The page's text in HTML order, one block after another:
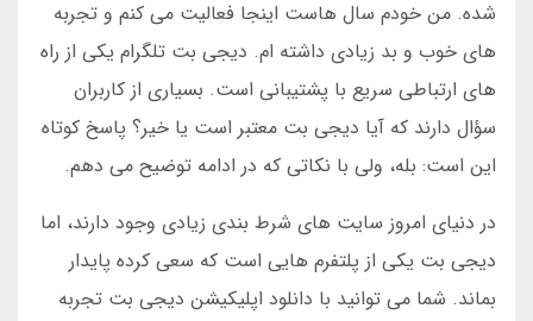
شده. من خودم سال هاست اینجا فعالیت می کنم و تجربه
های خوب و بد زیادی داشته ام. دیجی بت تلگرام یکی از راه
های ارتباطی سریع با پشتیبانی است. بسیاری از کاربران
سؤال دارند که آیا دیجی بت معتبر است یا خیر؟ پاسخ کوتاه
این است: بله، ولی با نکاتی که در ادامه توضیح می دهم.
در دنیای امروز سایت های شرط بندی زیادی وجود دارند، اما
دیجی بت یکی از پلتفرم هایی است که سعی کرده پایدار
بماند. شما می توانید با دانلود اپلیکیشن دیجی بت تجربه